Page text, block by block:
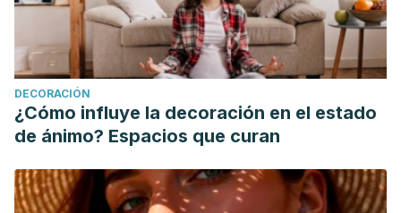
DECORACIÓN
¿Cómo influye la decoración en el estado
de ánimo? Espacios que curan